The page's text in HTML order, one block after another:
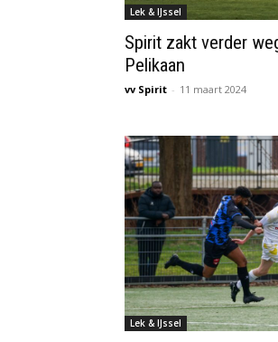
Lek & IJssel
Spirit zakt verder
Pelikaan
vv Spirit - 11 maart 2024
Lek & IJssel